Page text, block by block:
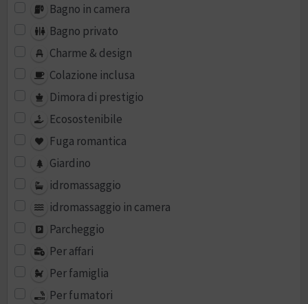
Bagno in camera
Bagno privato
Charme & design
Colazione inclusa
Dimora di prestigio
Ecosostenibile
Fuga romantica
Giardino
idromassaggio
idromassaggio in camera
Parcheggio
Per affari
Per famiglia
Per fumatori